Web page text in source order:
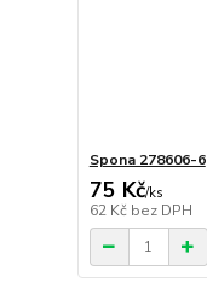
Spona 278606-6
75 Kč/ks
62 Kč bez DPH